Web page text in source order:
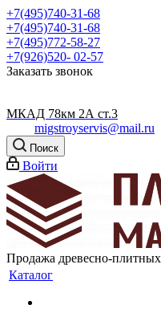
+7(495)740-31-68
+7(495)740-31-68
+7(495)772-58-27
+7(926)520- 02-57
Заказать звонок
МКАД 78км 2А ст.3
migstroyservis@mail.ru
Поиск
Войти
Продажа древесно-
Каталог